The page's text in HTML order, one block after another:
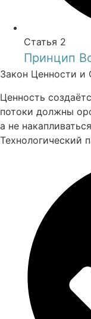
Статья 2
Принцип
Закон Ценности и
Ценность
потоки должны
а не
Технологический